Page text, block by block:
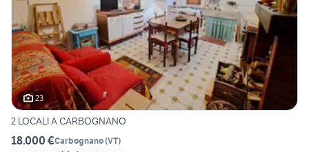
23
2 LOCALI A CARBOGNANO
18.000 €Carbognano(VT)